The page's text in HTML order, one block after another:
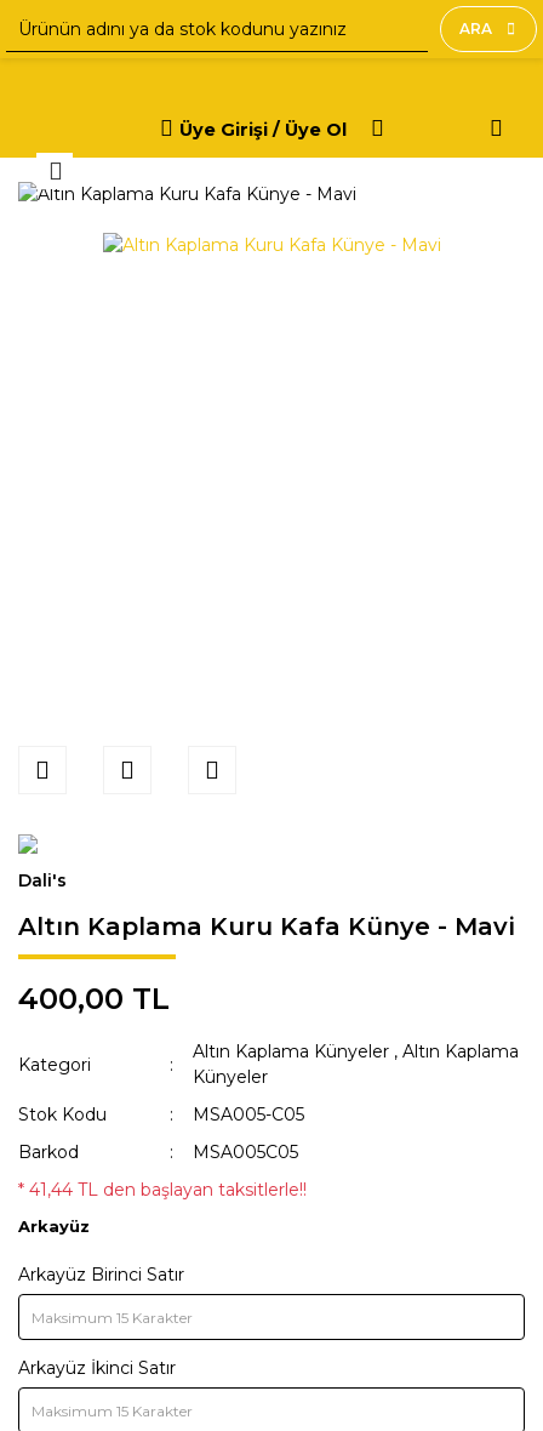
ARA
Üye Girişi / Üye Ol
Dali's
Altın Kaplama Kuru Kafa Künye - Mavi
400,00 TL
Kategori
Altın Kaplama Künyeler ,Altın Kaplama
Künyeler
Stok Kodu
MSA005-C05
Barkod
MSA005C05
* 41,44 TL den başlayan taksitlerle!!
Arkayüz
Arkayüz Birinci Satır
Arkayüz İkinci Satır